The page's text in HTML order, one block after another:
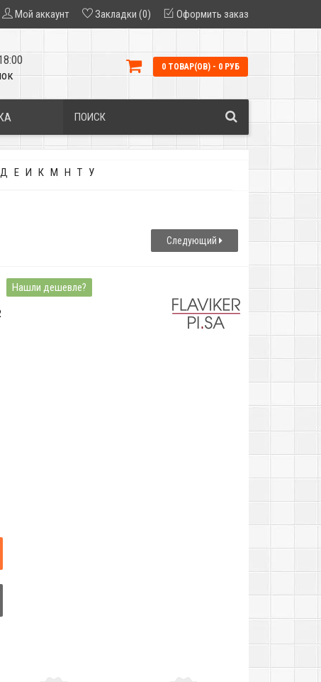
Мой аккаунт Закладки (0) Оформить заказ
0 ТОВАР(ОВ) - 0 РУБ
Д Е И К М Н Т У
Следующий
Нашли дешевле?